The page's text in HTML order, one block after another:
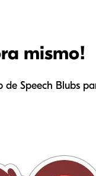
mismo!
Speech Blubs